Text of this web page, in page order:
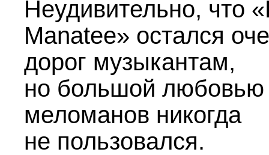
Неудивительно, что
Manatee» остался
дорог музыкантам,
но большой любовью
меломанов никогда
не пользовался.